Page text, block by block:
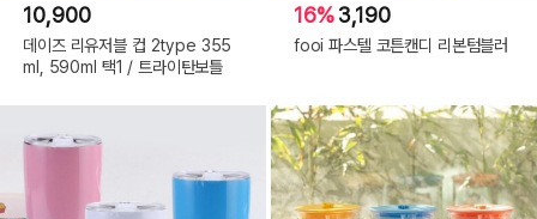
10,900
데이즈 리유저블 컵 2type 355
ml, 590ml 택1 / 트라이탄보틀
16%3,190
fooi 파스텔 코튼캔디 리본텀블러